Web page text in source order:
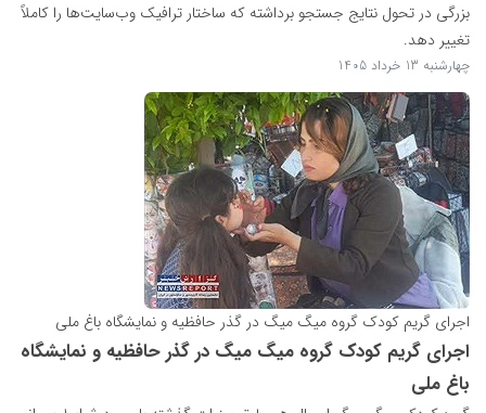
بزرگی در تحول نتایج جستجو برداشته که ساختار ترافیک وب‌سایت‌ها را کاملاً
تغییر دهد.
چهارشنبه 13 خرداد 1405
اجرای گریم کودک گروه میگ میگ در گذر حافظیه و نمایشگاه باغ ملی
اجرای گریم کودک گروه میگ میگ در گذر حافظیه و نمایشگاه
باغ ملی